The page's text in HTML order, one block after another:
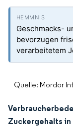
Geschmacks-
bevorzugen
verarbeitetem
Quelle: Mordor
Zuckergehalts